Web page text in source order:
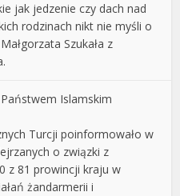
jak jedzenie czy dach nad
rodzinach nikt nie myśli o
Szukała z
Islamskim
Turcji poinformowało w
o związki z
z 81 prowincji kraju w
żandarmerii i